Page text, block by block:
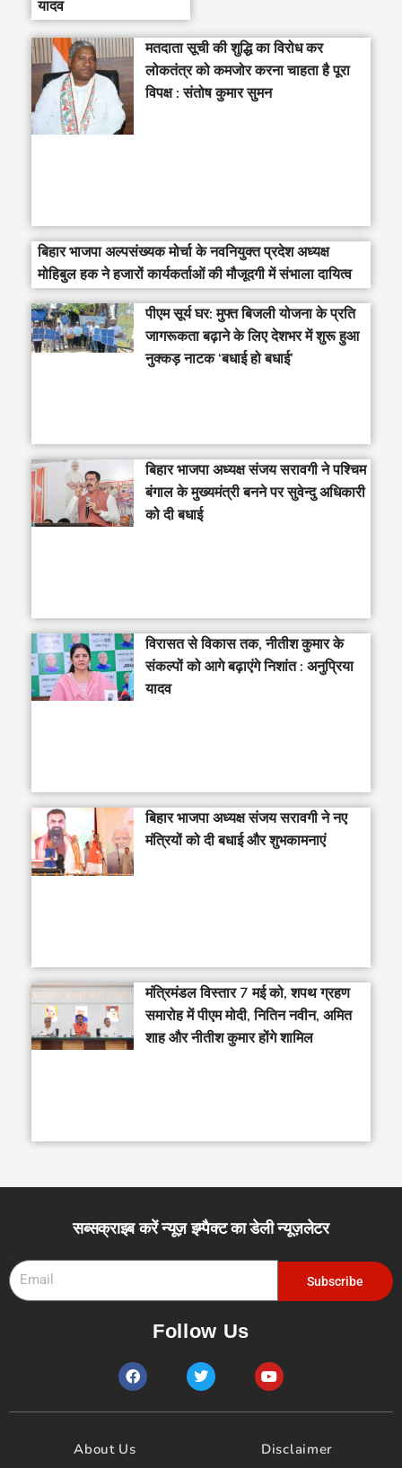
यादव
मतदाता सूची की शुद्धि का विरोध कर
लोकतंत्र को कमजोर करना चाहता है पूरा
विपक्ष : संतोष कुमार सुमन
बिहार भाजपा अल्पसंख्यक मोर्चा के नवनियुक्त प्रदेश अध्यक्ष
मोहिबुल हक ने हजारों कार्यकर्ताओं की मौजूदगी में संभाला दायित्व
पीएम सूर्य घर: मुफ्त बिजली योजना के प्रति
जागरूकता बढ़ाने के लिए देशभर में शुरू हुआ
नुक्कड़ नाटक ‘बधाई हो बधाई’
‎बिहार भाजपा अध्यक्ष संजय सरावगी ने पश्चिम
बंगाल के मुख्यमंत्री बनने पर सुवेन्दु अधिकारी
को दी बधाई
विरासत से विकास तक, नीतीश कुमार के
संकल्पों को आगे बढ़ाएंगे निशांत : अनुप्रिया
यादव
बिहार भाजपा अध्यक्ष संजय सरावगी ने नए
मंत्रियों को दी बधाई और शुभकामनाएं
मंत्रिमंडल विस्तार 7 मई को, शपथ ग्रहण
समारोह में पीएम मोदी, नितिन नवीन, अमित
शाह और नीतीश कुमार होंगे शामिल
सब्सक्राइब करें न्यूज़ इम्पैक्ट का डेली न्यूज़लेटर
Subscribe
Follow Us
F
a
c
e
o
T
w
i
t
Y
o
u
t
b
e
About Us Disclaimer